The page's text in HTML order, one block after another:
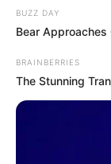
BUZZ DAY
Bear
BRAINBERRIES
The Stunning